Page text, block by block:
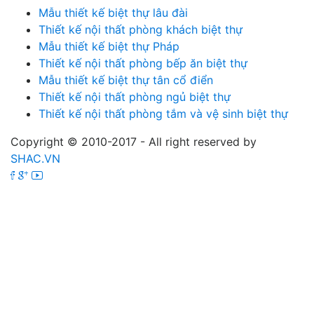
Mẫu thiết kế biệt thự lâu đài
Thiết kế nội thất phòng khách biệt thự
Mẫu thiết kế biệt thự Pháp
Thiết kế nội thất phòng bếp ăn biệt thự
Mẫu thiết kế biệt thự tân cổ điển
Thiết kế nội thất phòng ngủ biệt thự
Thiết kế nội thất phòng tắm và vệ sinh biệt thự
Copyright © 2010-2017 - All right reserved by
SHAC.VN